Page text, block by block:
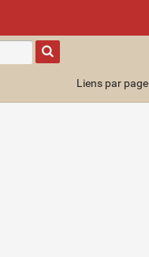
Type 1 or
more
characters
results.
Liens par page